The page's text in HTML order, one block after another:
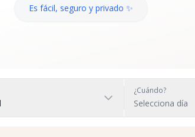
Es fácil, seguro y privado ✨
¿Cuándo?
Selecciona día